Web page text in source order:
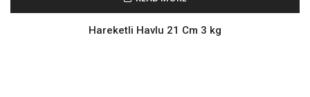
Hareketli Havlu 21 Cm 3 kg